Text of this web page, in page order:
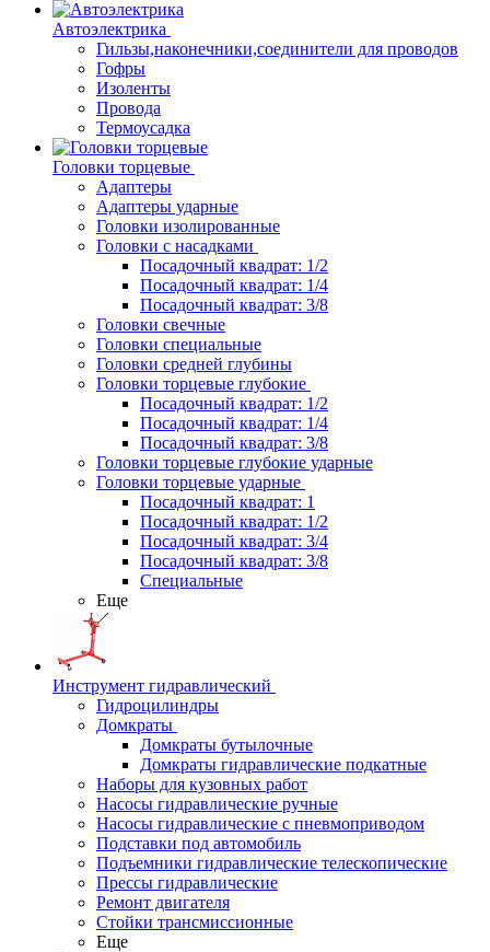
Автоэлектрика
Гильзы,наконечники,соединители для проводов
Гофры
Изоленты
Провода
Термоусадка
Головки торцевые
Адаптеры
Адаптеры ударные
Головки изолированные
Головки с насадками
Посадочный квадрат: 1/2
Посадочный квадрат: 1/4
Посадочный квадрат: 3/8
Головки свечные
Головки специальные
Головки средней глубины
Головки торцевые глубокие
Посадочный квадрат: 1/2
Посадочный квадрат: 1/4
Посадочный квадрат: 3/8
Головки торцевые глубокие ударные
Головки торцевые ударные
Посадочный квадрат: 1
Посадочный квадрат: 1/2
Посадочный квадрат: 3/4
Посадочный квадрат: 3/8
Специальные
Еще
Инструмент гидравлический
Гидроцилиндры
Домкраты
Домкраты бутылочные
Домкраты гидравлические подкатные
Наборы для кузовных работ
Насосы гидравлические ручные
Насосы гидравлические с пневмоприводом
Подставки под автомобиль
Подъемники гидравлические телескопические
Прессы гидравлические
Ремонт двигателя
Стойки трансмиссионные
Еще